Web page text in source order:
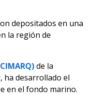
depositados en una
la región de
de la
, ha desarrollado el
en el fondo marino.